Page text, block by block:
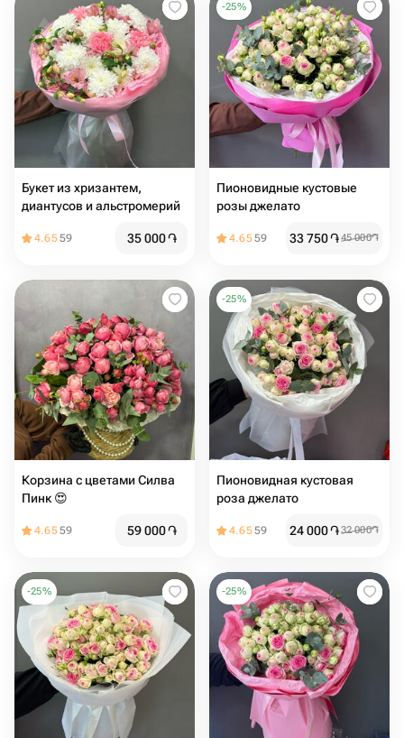
Букет из хризантем,
диантусов и альстромерий
4.6559 35 000֏
-25%
Пионовидные кустовые
розы джелато
4.6559 33 750֏45 000֏
Корзина с цветами Силва
Пинк 😍
4.6559 59 000֏
-25%
Пионовидная кустовая
роза джелато
4.6559 24 000֏32 000֏
-25% -25%